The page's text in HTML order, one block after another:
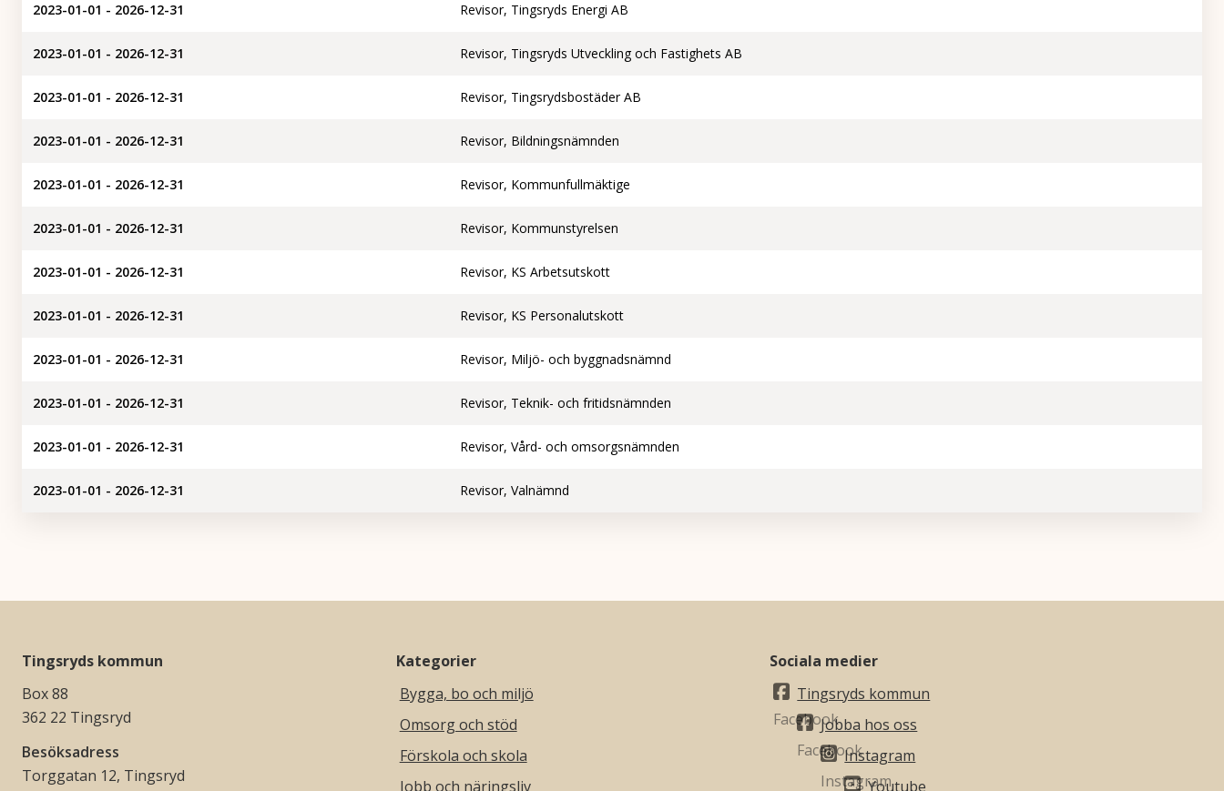
2023-01-01 - 2026-12-31 Revisor, Tingsryds Energi AB
2023-01-01 - 2026-12-31 Revisor, Tingsryds Utveckling och Fastighets AB
2023-01-01 - 2026-12-31 Revisor, Tingsrydsbostäder AB
2023-01-01 - 2026-12-31 Revisor, Bildningsnämnden
2023-01-01 - 2026-12-31 Revisor, Kommunfullmäktige
2023-01-01 - 2026-12-31 Revisor, Kommunstyrelsen
2023-01-01 - 2026-12-31 Revisor, KS Arbetsutskott
2023-01-01 - 2026-12-31 Revisor, KS Personalutskott
2023-01-01 - 2026-12-31 Revisor, Miljö- och byggnadsnämnd
2023-01-01 - 2026-12-31 Revisor, Teknik- och fritidsnämnden
2023-01-01 - 2026-12-31 Revisor, Vård- och omsorgsnämnden
2023-01-01 - 2026-12-31 Revisor, Valnämnd
Tingsryds kommun
Box 88
362 22 Tingsryd
Besöksadress
Torggatan 12, Tingsryd
Kategorier
Bygga, bo och miljö
Omsorg och stöd
Förskola och skola
Jobb och näringsliv
Sociala medier
Tingsryds kommun
Jobba hos oss
Instagram
Youtube